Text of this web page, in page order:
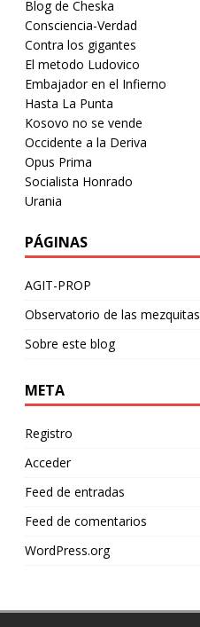
Blog de Cheska
Consciencia-Verdad
Contra los gigantes
El metodo Ludovico
Embajador en el Infierno
Hasta La Punta
Kosovo no se vende
Occidente a la Deriva
Opus Prima
Socialista Honrado
Urania
PÁGINAS
AGIT-PROP
Observatorio de las mezquitas
Sobre este blog
META
Registro
Acceder
Feed de entradas
Feed de comentarios
WordPress.org